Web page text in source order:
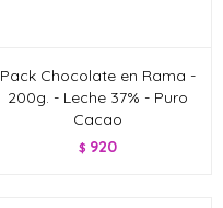
Pack Chocolate en Rama -
200g. - Leche 37% - Puro
Cacao
$ 920